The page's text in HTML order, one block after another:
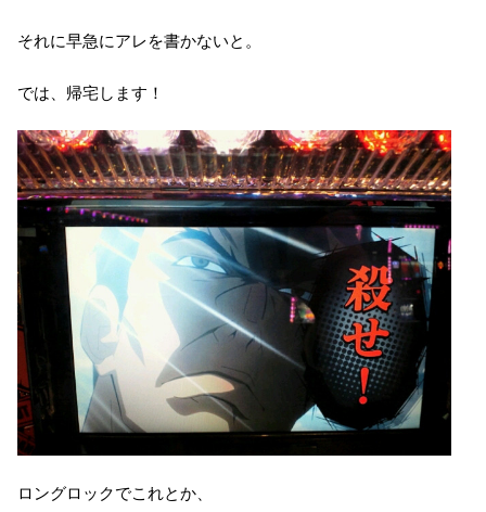
それに早急にアレを書かないと。
では、帰宅します！
ロングロックでこれとか、